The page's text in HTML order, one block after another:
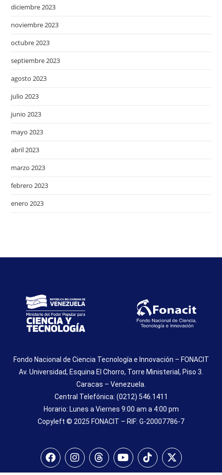
diciembre 2023
noviembre 2023
octubre 2023
septiembre 2023
agosto 2023
julio 2023
junio 2023
mayo 2023
abril 2023
marzo 2023
febrero 2023
enero 2023
Fondo Nacional de Ciencia Tecnología e Innovación – FONACIT
Av. Universidad, Esquina El Chorro, Torre Ministerial, Piso 3.
Caracas – Venezuela.
Central Telefónica: (0212) 546.1411
Horario: Lunes a Viernes 9:00 am a 4:00 pm
Copyleft © 2025 FONACIT – RIF: G-20007786-7